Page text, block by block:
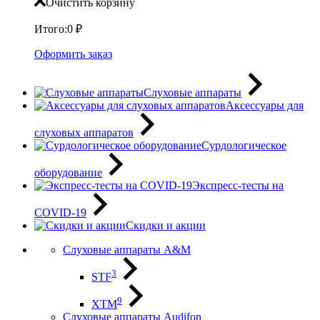
Очистить корзину
Итого:0 ₽
Оформить заказ
Слуховые аппараты
Аксессуары для
слуховых аппаратов
Сурдологическое
оборудование
Экспресс-тесты на
COVID-19
Скидки и акции
Слуховые аппараты A&M
STF3
XTM9
Слуховые аппараты Audifon